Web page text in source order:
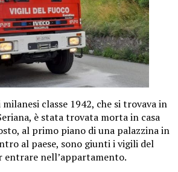
classe 1942, che si trovava in
è stata trovata morta in casa
al primo piano di una palazzina in
al paese, sono giunti i vigili del
entrare nell’appartamento.